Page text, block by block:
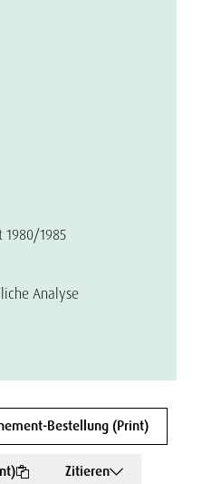
1980/1985
Analyse
Bestellung (Print)
Zitieren